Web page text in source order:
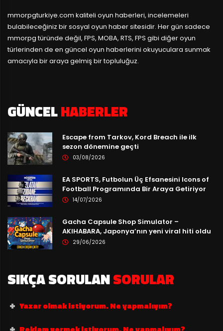
mmorpgturkiye.com kaliteli oyun haberleri, incelemeleri
bulabileceğiniz bir sosyal oyun haber sitesidir. Her gün sadece
mmorpg türünde değil, FPS, MOBA, RTS, FPS gibi diğer oyun
türlerinden de en güncel oyun haberlerini okuyuculara sunmak
amacıyla bir araya gelmiş bir topluluğuz.
GÜNCELHABERLER
Escape from Tarkov, Kord Breach ile ilk
sezon dönemine geçti
03/08/2026
EA SPORTS, Futbolun Üç Efsanesini Icons of
Football Programında Bir Araya Getiriyor
14/07/2026
Gacha Capsule Shop Simulator –
AKIHABARA, Japonya’nın yeni viral hiti oldu
29/06/2026
SIKÇA SORULANSORULAR
Yazar olmak istiyorum. Ne yapmalıyım?